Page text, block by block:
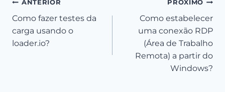
Navegação
de
Post
ANTERIOR
Como fazer testes da
carga usando o
loader.io?
PRÓXIMO
Como estabelecer
uma conexão RDP
(Área de Trabalho
Remota) a partir do
Windows?